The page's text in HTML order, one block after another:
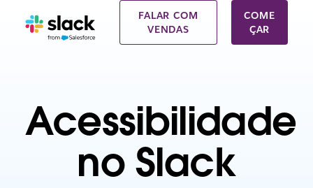
FALAR COM
VENDAS
COME
ÇAR
Acessibilidade
no Slack